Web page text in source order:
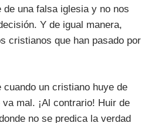
una falsa iglesia y no nos
Y de igual manera,
cristianos que han pasado por
cuando un cristiano huye de
mal. ¡Al contrario! Huir de
no se predica la verdad